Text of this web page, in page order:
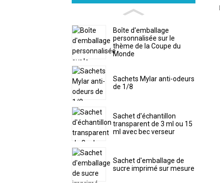
Boîte d'emballage
personnalisée sur le
thème de la Coupe du
Monde
Sachets Mylar anti-odeurs
de 1/8
Sachet d'échantillon
transparent de 3 ml ou 15
ml avec bec verseur
Sachet d'emballage de
sucre imprimé sur mesure